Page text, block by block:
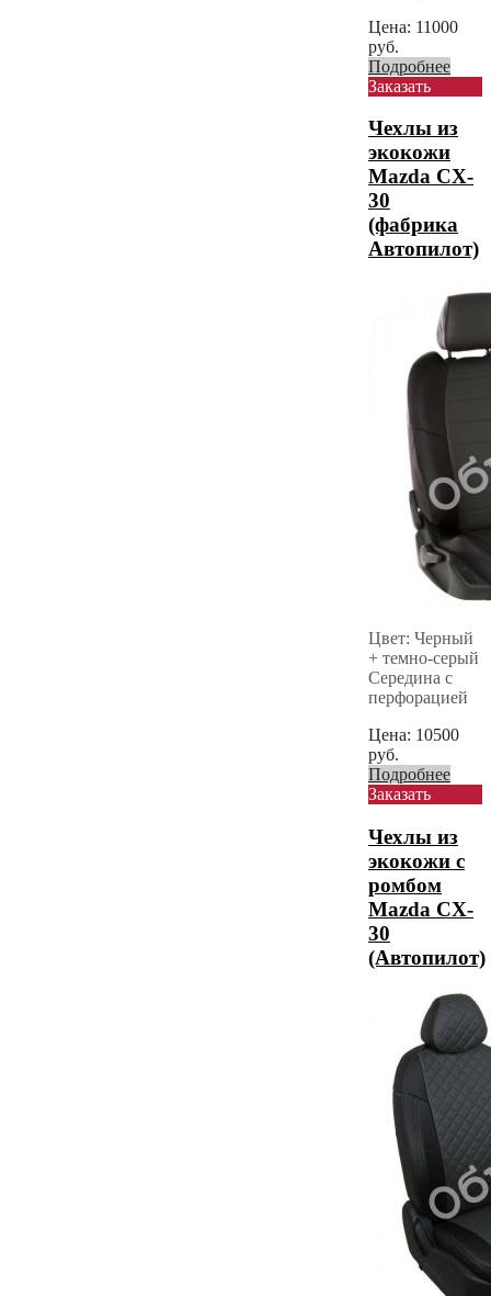
Цена: 11000
руб.
Подробнее
Заказать
Чехлы из
экокожи
Mazda CX-
30
(фабрика
Автопилот)
Цвет: Черный
+ темно-серый
Середина с
перфорацией
Цена: 10500
руб.
Подробнее
Заказать
Чехлы из
экокожи с
ромбом
Mazda CX-
30
(Автопилот)